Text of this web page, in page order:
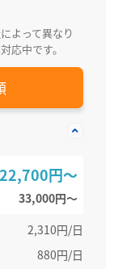
よって異なり
応中です。
円～
33,000円〜
2,310円/日
880円/日